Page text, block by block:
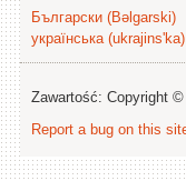
Български (Bəlgarski)
українська (ukrajins'ka)
Zawartość: Copyright ©
Report a bug on this